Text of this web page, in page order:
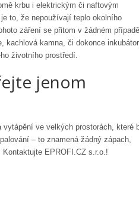
krbu i elektrickým či naftovým
to, že nepoužívají teplo okolního
záření se přitom v žádném případě
kachlová kamna, či dokonce
životního prostředí.
jenom
ve velkých prostorách, které
– to znamená žádný zápach,
EPROFI.CZ s.r.o.!